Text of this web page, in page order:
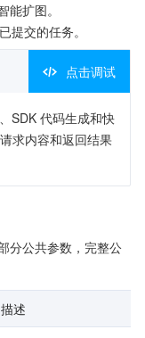
扩图。
提交的任务。
点击调试
SDK 代码生成和快
求内容和返回结果
分公共参数，完整公
描述